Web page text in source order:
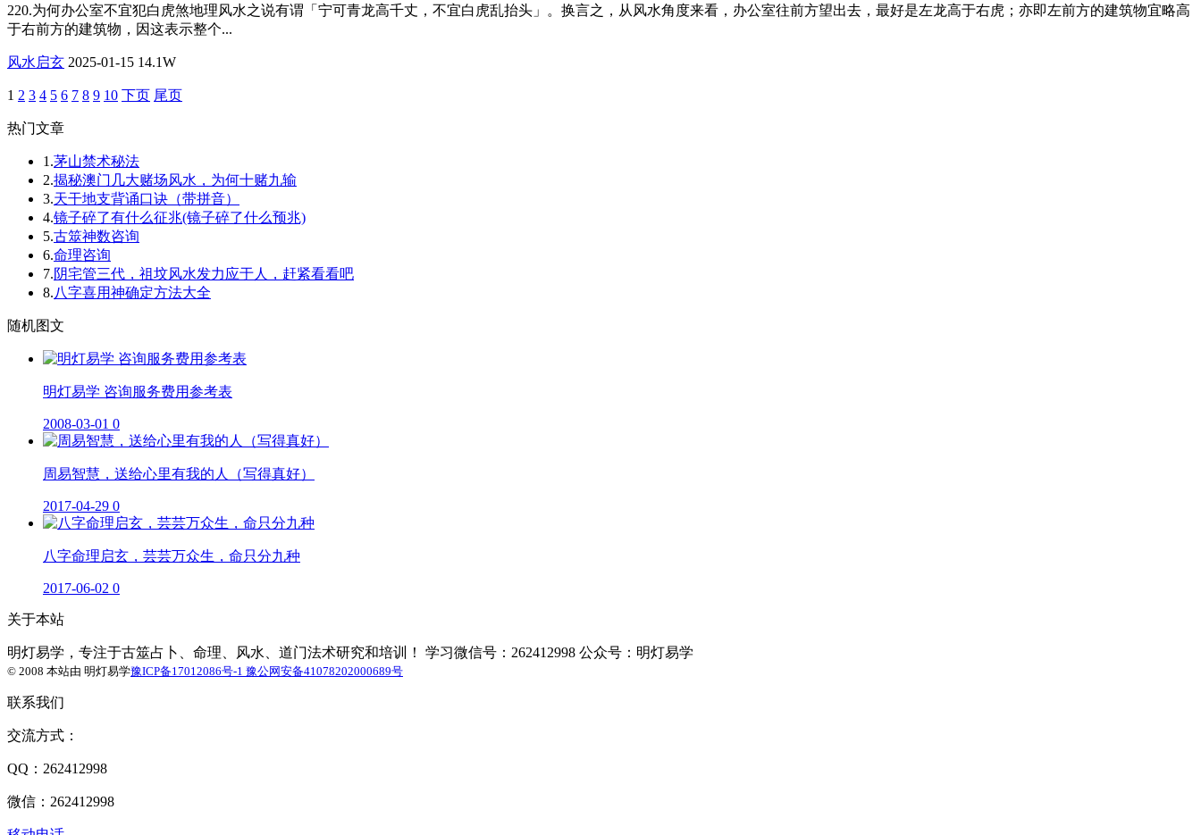
220.为何办公室不宜犯白虎煞地理风水之说有谓「宁可青龙高千丈，不宜白虎乱抬头」。换言之，从风水角度来看，办公室往前方望出去，最好是左龙高于右虎；亦即左前方的建筑物宜略高
于右前方的建筑物，因这表示整个...
风水启玄 2025-01-15 14.1W
1 2 3 4 5 6 7 8 9 10 下页 尾页
热门文章
1.茅山禁术秘法
2.揭秘澳门几大赌场风水，为何十赌九输
3.天干地支背诵口诀（带拼音）
4.镜子碎了有什么征兆(镜子碎了什么预兆)
5.古筮神数咨询
6.命理咨询
7.阴宅管三代，祖坟风水发力应于人，赶紧看看吧
8.八字喜用神确定方法大全
随机图文
明灯易学 咨询服务费用参考表
2008-03-01 0
周易智慧，送给心里有我的人（写得真好）
2017-04-29 0
八字命理启玄，芸芸万众生，命只分九种
2017-06-02 0
关于本站
明灯易学，专注于古筮占卜、命理、风水、道门法术研究和培训！ 学习微信号：262412998 公众号：明灯易学
© 2008 本站由 明灯易学豫ICP备17012086号-1 豫公网安备41078202000689号
联系我们
交流方式：
QQ：262412998
微信：262412998